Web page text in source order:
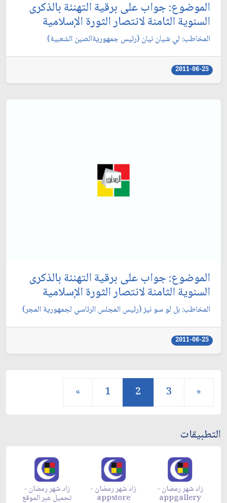
الموضوع: جواب على برقية التهنئة بالذكرى
السنوية الثامنة لانتصار الثورة الإسلامية
المخاطب: لي شيان نيان (رئيس جمهوريةالصين الشعبية)
2011-06-25
الموضوع: جواب على برقية التهنئة بالذكرى
السنوية الثامنة لانتصار الثورة الإسلامية
المخاطب: بل لو سو نيز (رئيس المجلس الرئاسي لجمهورية المجر)
2011-06-25
« 1 2 3 »
التطبيقات
زاد شهر رمضان -
تحميل عبر الموقع
زاد شهر رمضان -
appstore
زاد شهر رمضان -
appgallery